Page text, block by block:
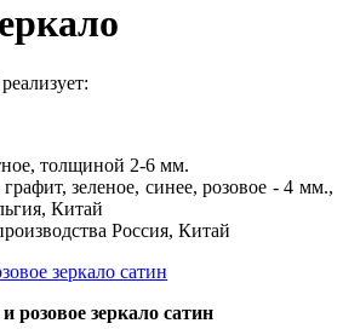
толщиной 2-6 мм.
графит, зеленое, синее, розовое - 4 мм.,
Китай
Россия, Китай
розовое зеркало сатин